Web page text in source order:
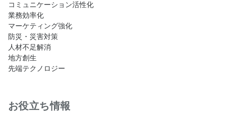
コミュニケーション活性化
業務効率化
マーケティング強化
防災・災害対策
人材不足解消
地方創生
先端テクノロジー
お役立ち情報